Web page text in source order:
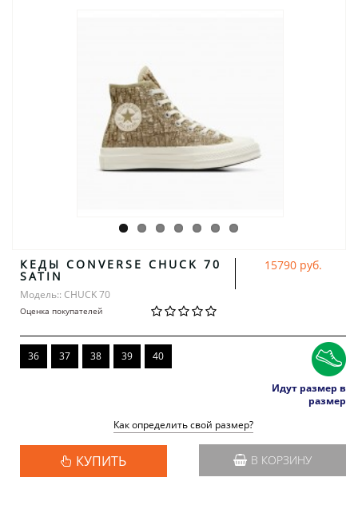
КЕДЫ CONVERSE CHUCK 70
SATIN
Модель:: CHUCK 70
Оценка покупателей
15790 руб.
36 37 38 39 40
Идут размер в
размер
Как определить свой размер?
КУПИТЬ В КОРЗИНУ